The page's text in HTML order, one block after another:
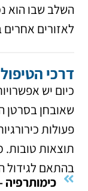
השלב שבו הוא
לאזורים
דרכי
כיום יש
שאובחן בסרטן
פעולות
תוצאות טובות.
בהתאם לגידול
כימותרפיה